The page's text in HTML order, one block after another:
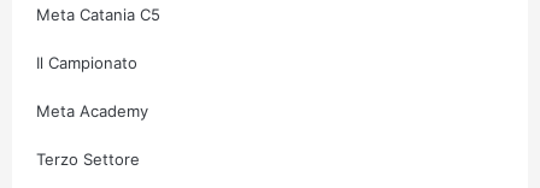
Meta Catania C5
Il Campionato
Meta Academy
Terzo Settore